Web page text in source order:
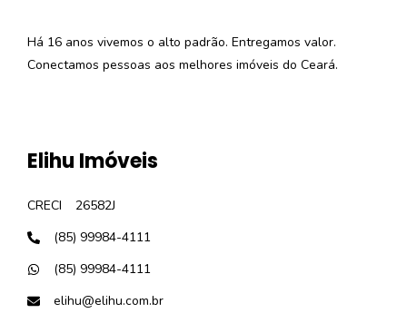
Há 16 anos vivemos o alto padrão. Entregamos valor.
Conectamos pessoas aos melhores imóveis do Ceará.
Elihu Imóveis
CRECI
26582J
(85) 99984-4111
(85) 99984-4111
elihu@elihu.com.br